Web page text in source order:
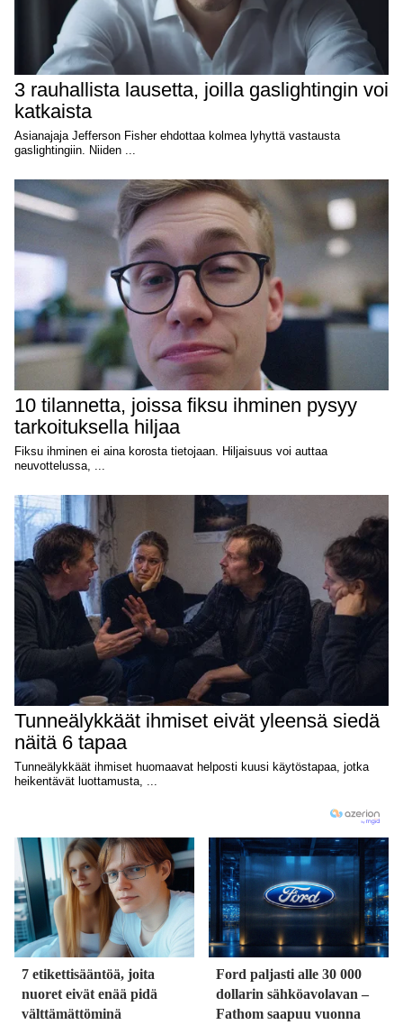
7 etikettisääntöä, joita
nuoret eivät enää pidä
välttämättöminä
Ford paljasti alle 30 000
dollarin sähköavolavan –
Fathom saapuu vuonna